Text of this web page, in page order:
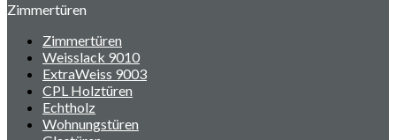
Zimmertüren
Zimmertüren
Weisslack 9010
ExtraWeiss 9003
CPL Holztüren
Echtholz
Wohnungstüren